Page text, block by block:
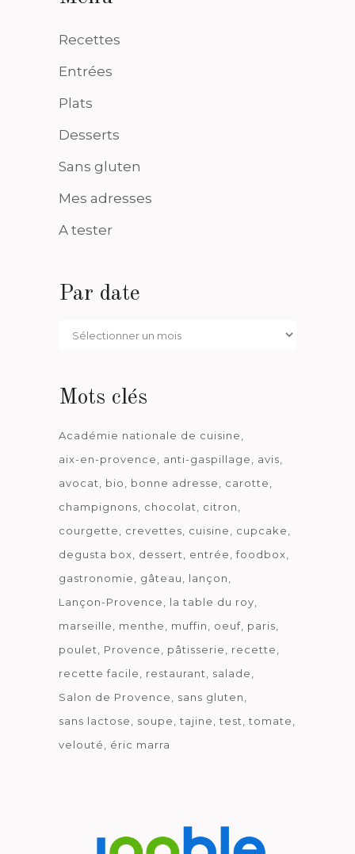
Recettes
Entrées
Plats
Desserts
Sans gluten
Mes adresses
A tester
Par date
Par
Mots clés
Académie nationale de cuisine
aix-en-provence
anti-gaspillage
avis
avocat
bio bonne adresse
carotte
champignons
chocolat
citron
courgette
crevettes cuisine
cupcake
degusta box
dessert entrée
foodbox
gastronomie
gâteau
lançon
Lançon-Provence
la table du roy
marseille
menthe muffin oeuf paris
poulet
Provence pâtisserie
recette
recette facile
restaurant
salade
Salon de Provence
sans gluten
sans lactose
soupe tajine test
tomate
velouté
éric marra